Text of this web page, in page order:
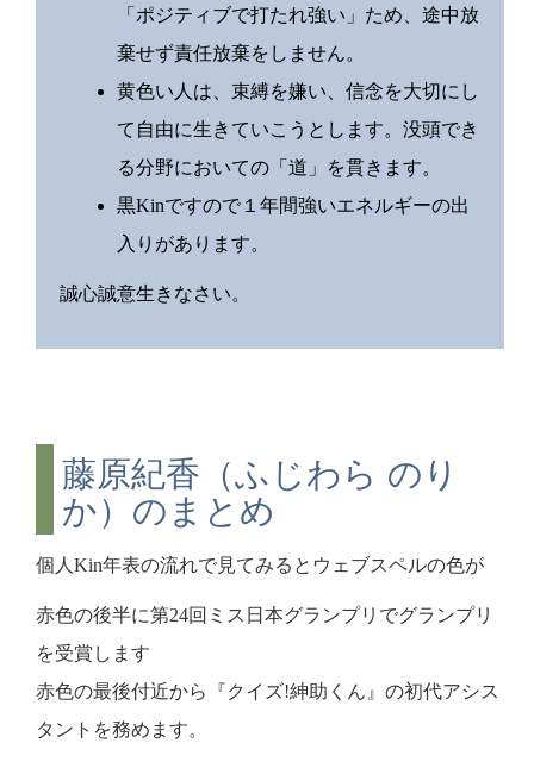
「ポジティブで打たれ強い」ため、途中放
棄せず責任放棄をしません。
黄色い人は、束縛を嫌い、信念を大切にし
て自由に生きていこうとします。没頭でき
る分野においての「道」を貫きます。
黒Kinですので１年間強いエネルギーの出
入りがあります。
誠心誠意生きなさい。
藤原紀香（ふじわら のり
か）のまとめ
個人Kin年表の流れで見てみるとウェブスペルの色が
赤色の後半に第24回ミス日本グランプリでグランプリ
を受賞します
赤色の最後付近から『クイズ!紳助くん』の初代アシス
タントを務めます。